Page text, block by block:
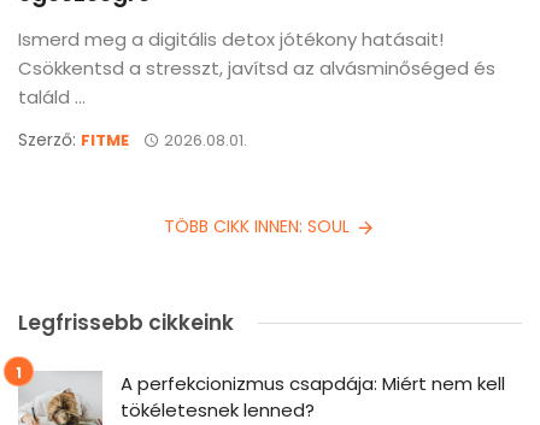
Ismerd meg a digitális detox jótékony hatásait!
Csökkentsd a stresszt, javítsd az alvásminőséged és
találd ...
Szerző: FITME 2026.08.01.
TÖBB CIKK INNEN: SOUL
Legfrissebb cikkeink
A perfekcionizmus csapdája: Miért nem kell
tökéletesnek lenned?